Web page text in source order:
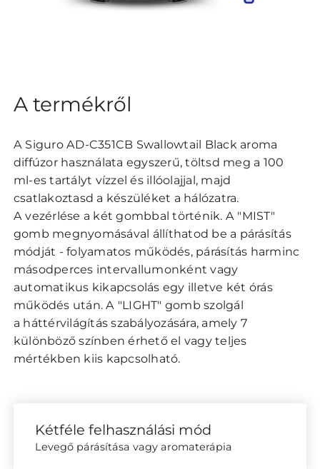
A termékről
A Siguro AD-C351CB Swallowtail Black aroma
diffúzor használata egyszerű, töltsd meg a 100
ml-es tartályt vízzel és illóolajjal, majd
csatlakoztasd a készüléket a hálózatra.
A vezérlése a két gombbal történik. A "MIST"
gomb megnyomásával állíthatod be a párásítás
módját - folyamatos működés, párásítás harminc
másodperces intervallumonként vagy
automatikus kikapcsolás egy illetve két órás
működés után. A "LIGHT" gomb szolgál
a háttérvilágítás szabályozására, amely 7
különböző színben érhető el vagy teljes
mértékben kiis kapcsolható.
Kétféle felhasználási mód
Levegő párásítása vagy aromaterápia